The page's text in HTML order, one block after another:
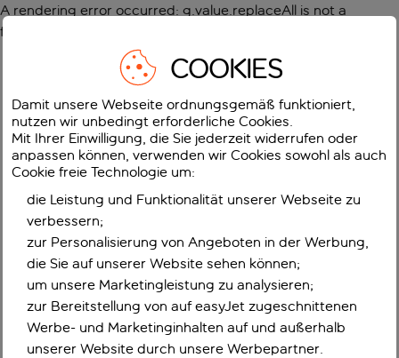
A rendering error occurred: g.value.replaceAll is not a
function
COOKIES
Damit unsere Webseite ordnungsgemäß funktioniert,
nutzen wir unbedingt erforderliche Cookies.
Mit Ihrer Einwilligung, die Sie jederzeit widerrufen oder
anpassen können, verwenden wir Cookies sowohl als auch
Cookie freie Technologie um:
die Leistung und Funktionalität unserer Webseite zu
verbessern;
zur Personalisierung von Angeboten in der Werbung,
die Sie auf unserer Website sehen können;
um unsere Marketingleistung zu analysieren;
zur Bereitstellung von auf easyJet zugeschnittenen
Werbe- und Marketinginhalten auf und außerhalb
unserer Website durch unsere Werbepartner.